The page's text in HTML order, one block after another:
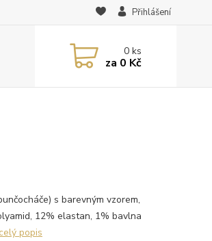
Přihlášení
0ks
za 0 Kč
s barevným vzorem,
12% elastan, 1% bavlna
celý popis